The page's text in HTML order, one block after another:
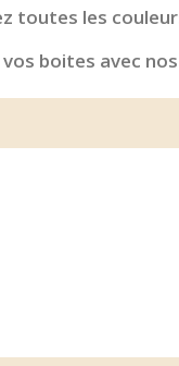
toutes les
vos boites avec